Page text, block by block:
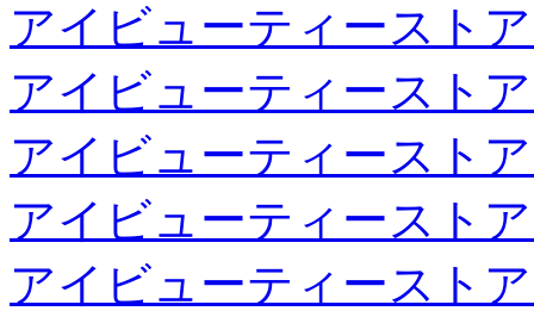
アイビューティースト
アイビューティースト
アイビューティースト
アイビューティースト
アイビューティースト